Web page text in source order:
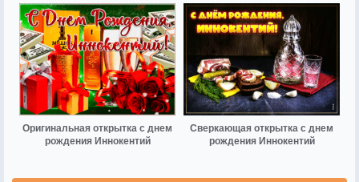
Оригинальная открытка с днем
рождения Иннокентий
Сверкающая открытка с днем
рождения Иннокентий